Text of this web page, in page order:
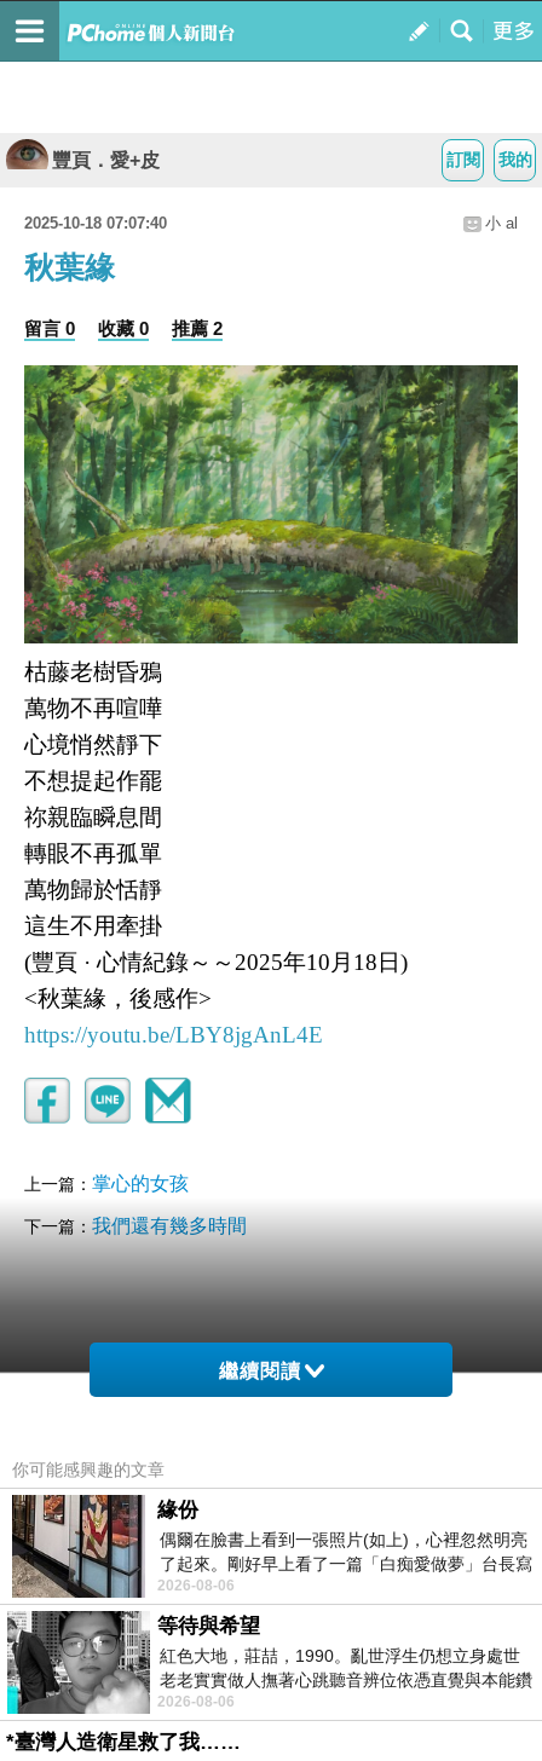
我的
訂閱
豐頁．愛+皮
2025-10-18 07:07:40 小 al
秋葉緣
留言 0 收藏 0 推薦 2
枯藤老樹昏鴉
萬物不再喧嘩
心境悄然靜下
不想提起作罷
祢親臨瞬息間
轉眼不再孤單
萬物歸於恬靜
這生不用牽掛
(豐頁 · 心情紀錄～～2025年10月18日)
<秋葉緣，後感作>
https://youtu.be/LBY8jgAnL4E
上一篇： 掌心的女孩
下一篇： 我們還有幾多時間
繼續閱讀
你可能感興趣的文章
緣份
偶爾在臉書上看到一張照片(如上)，心裡忽然明亮
了起來。剛好早上看了一篇「白痴愛做夢」台長寫
的貼文，在回顧年輕時瘋狂愛上
2026-08-06
等待與希望
紅色大地，莊喆，1990。亂世浮生仍想立身處世
老老實實做人撫著心跳聽音辨位依憑直覺與本能鑽
向裂隙的亮處探索另一個心聲另一個共鳴的
2026-08-06
*臺灣人造衛星救了我……